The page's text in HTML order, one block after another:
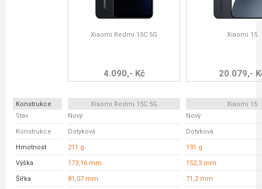
Xiaomi Redmi 15C 5G
4.090,- Kč
Xiaomi 15
20.079,-
Konstrukce Xiaomi Redmi 15C 5G
Xiaomi 15
Stav
Nový Nový
Konstrukce Dotyková Dotyková
Hmotnost 211 g 191 g
Výška 173,16 mm 152,3 mm
Šířka 81,07 mm 71,2 mm